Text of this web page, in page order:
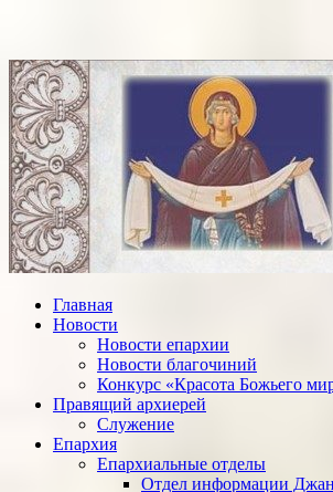
Главная
Новости
Новости епархии
Новости благочиний
Конкурс «Красота Божьего
Правящий архиерей
Служение
Епархия
Епархиальные отделы
Отдел информации